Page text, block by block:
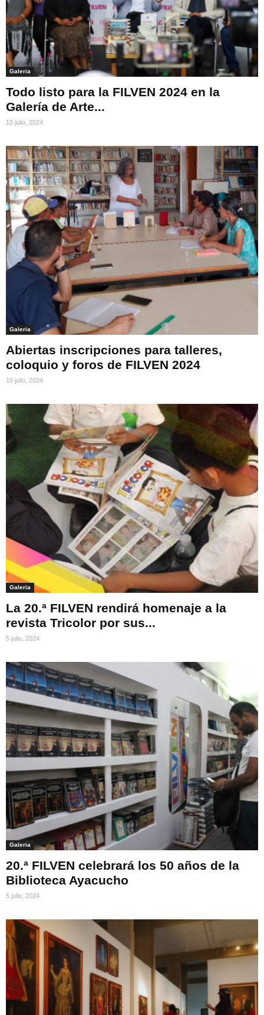
Galeria
Todo listo para la FILVEN 2024 en la
Galería de Arte...
10 julio, 2024
Galeria
Abiertas inscripciones para talleres,
coloquio y foros de FILVEN 2024
10 julio, 2024
Galeria
La 20.ª FILVEN rendirá homenaje a la
revista Tricolor por sus...
5 julio, 2024
Galeria
20.ª FILVEN celebrará los 50 años de la
Biblioteca Ayacucho
5 julio, 2024